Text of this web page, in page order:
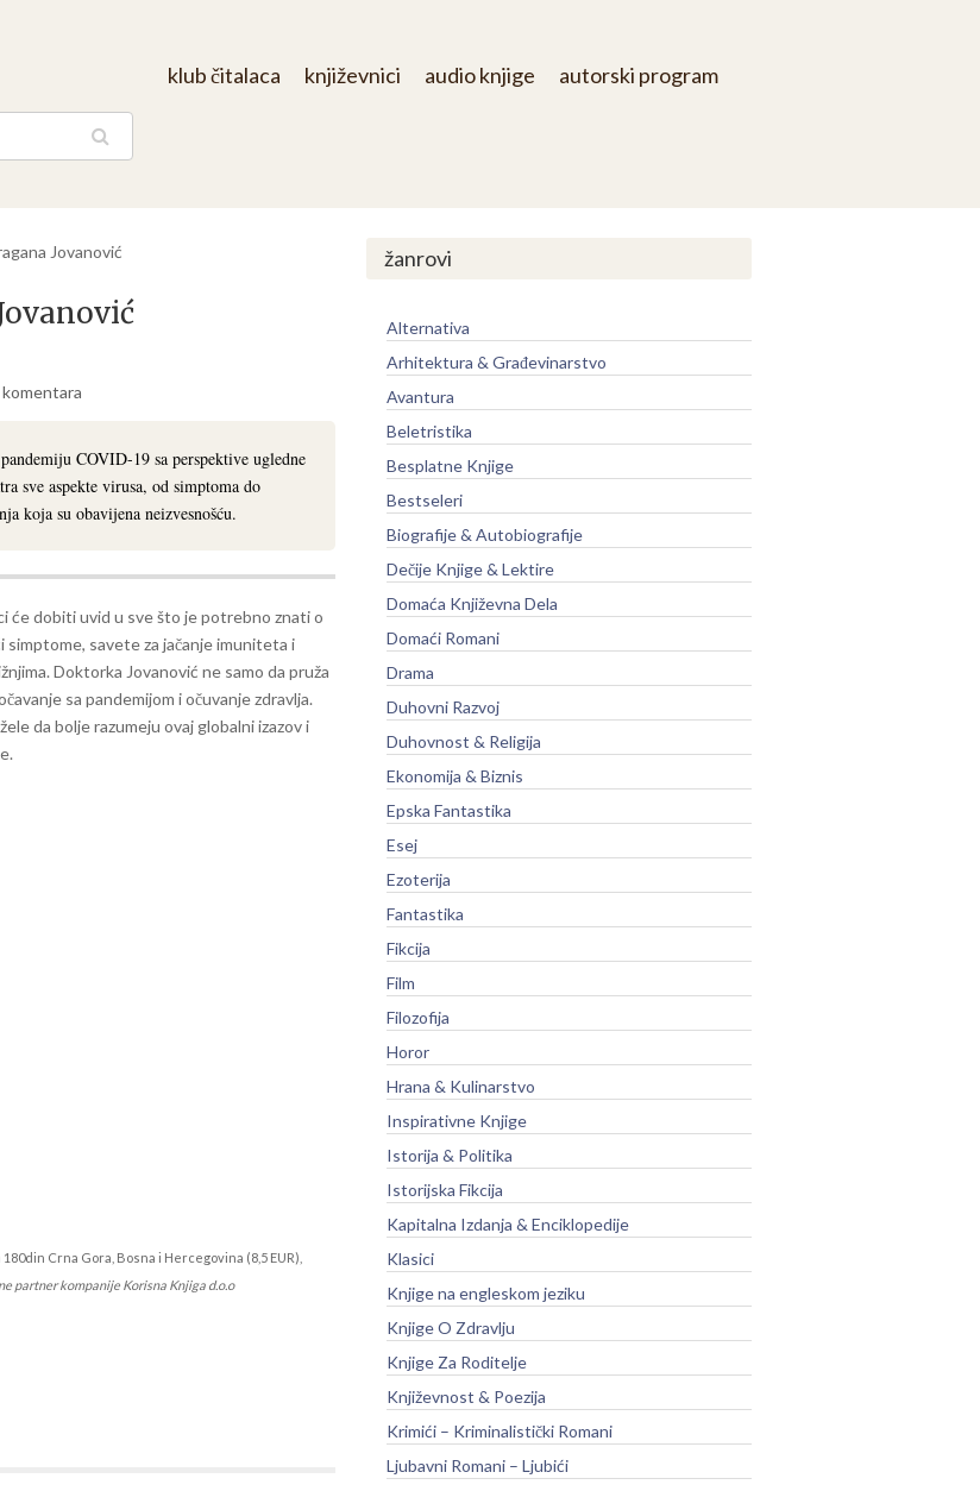
klub čitalaca književnici audio knjige autorski program
Jovanović
COVID-19 sa perspektive ugledne
sve aspekte virusa, od simptoma do
koja su obavijena neizvesnošću.
će dobiti uvid u sve što je potrebno znati o
savete za jačanje imuniteta i
Doktorka Jovanović ne samo da pruža
sa pandemijom i očuvanje zdravlja.
da bolje razumeju ovaj globalni izazov i
Crna Gora, Bosna i Hercegovina (8,5 EUR),
partner kompanije Korisna Knjiga d.o.o
žanrovi
Alternativa
Arhitektura & Građevinarstvo
Avantura
Beletristika
Besplatne Knjige
Bestseleri
Biografije & Autobiografije
Dečije Knjige & Lektire
Domaća Književna Dela
Domaći Romani
Drama
Duhovni Razvoj
Duhovnost & Religija
Ekonomija & Biznis
Epska Fantastika
Esej
Ezoterija
Fantastika
Fikcija
Film
Filozofija
Horor
Hrana & Kulinarstvo
Inspirativne Knjige
Istorija & Politika
Istorijska Fikcija
Kapitalna Izdanja & Enciklopedije
Klasici
Knjige na engleskom jeziku
Knjige O Zdravlju
Knjige Za Roditelje
Književnost & Poezija
Krimići – Kriminalistički Romani
Ljubavni Romani – Ljubići